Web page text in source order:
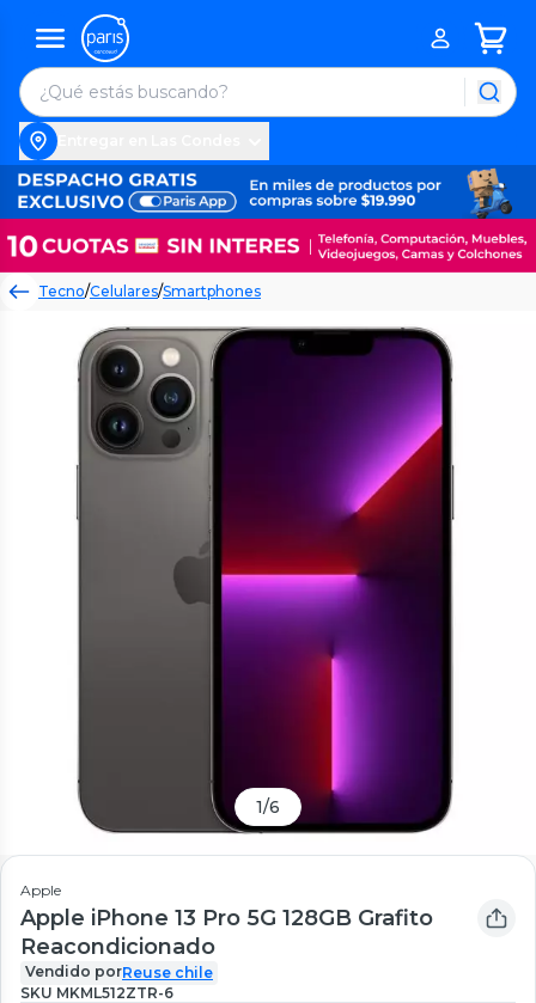
Tecno/Celulares/Smartphones
1/6
Apple
Apple iPhone 13 Pro 5G 128GB Grafito
Reacondicionado
Vendido porReuse chile
SKU MKML512ZTR-6